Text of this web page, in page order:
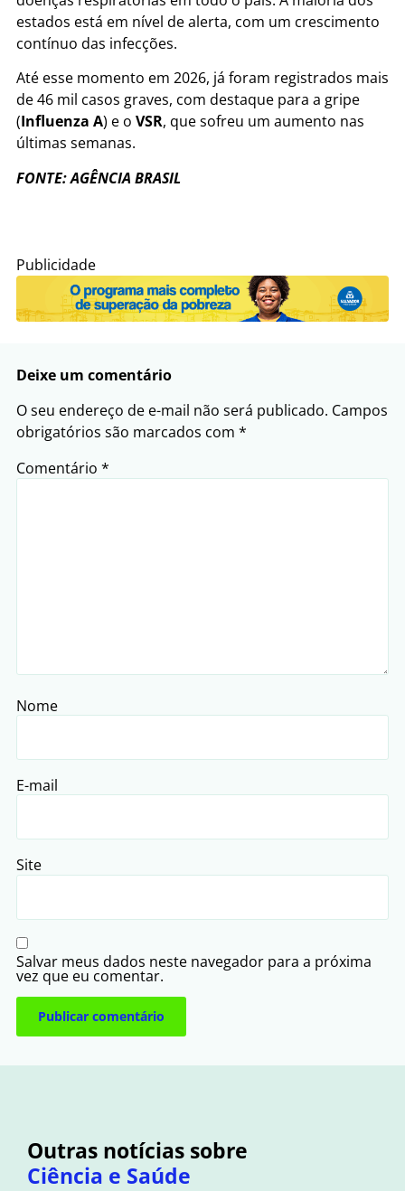
estados está em nível de alerta, com um crescimento
contínuo das infecções.
Até esse momento em 2026, já foram registrados mais
de 46 mil casos graves, com destaque para a gripe
(Influenza A) e o VSR, que sofreu um aumento nas
últimas semanas.
FONTE: AGÊNCIA BRASIL
Publicidade
Deixe um comentário
O seu endereço de e-mail não será publicado. Campos
obrigatórios são marcados com *
Comentário *
Nome
E-mail
Site
Salvar meus dados neste navegador para a próxima
vez que eu comentar.
Outras notícias sobre
Ciência e Saúde